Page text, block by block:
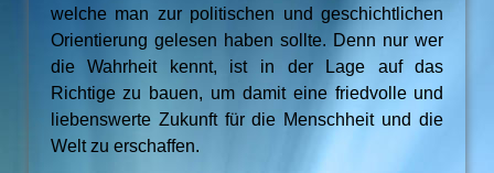
welche man zur politischen und geschichtlichen
Orientierung gelesen haben sollte. Denn nur wer
die Wahrheit kennt, ist in der Lage auf das
Richtige zu bauen, um damit eine friedvolle und
liebenswerte Zukunft für die Menschheit und die
Welt zu erschaffen.